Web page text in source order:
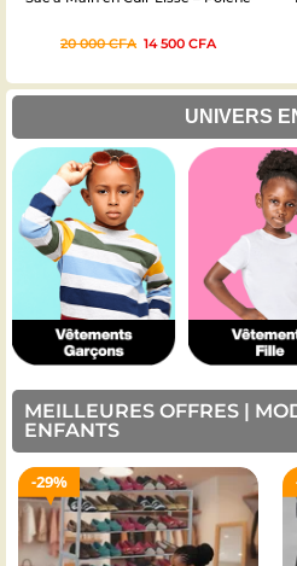
25 000CFA 21 550 CFA
UNIVERS
MEILLEURES OFFRES |
ENFANTS
30%